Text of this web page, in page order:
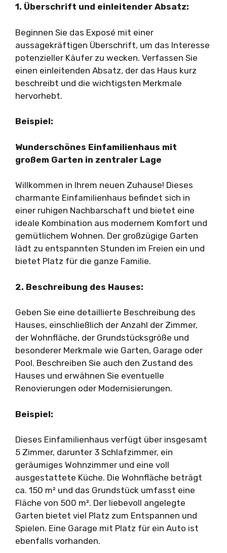
1. Überschrift und einleitender Absatz:
Beginnen Sie das Exposé mit einer
aussagekräftigen Überschrift, um das Interesse
potenzieller Käufer zu wecken. Verfassen Sie
einen einleitenden Absatz, der das Haus kurz
beschreibt und die wichtigsten Merkmale
hervorhebt.
Beispiel:
Wunderschönes Einfamilienhaus mit
großem Garten in zentraler Lage
Willkommen in Ihrem neuen Zuhause! Dieses
charmante Einfamilienhaus befindet sich in
einer ruhigen Nachbarschaft und bietet eine
ideale Kombination aus modernem Komfort und
gemütlichem Wohnen. Der großzügige Garten
lädt zu entspannten Stunden im Freien ein und
bietet Platz für die ganze Familie.
2. Beschreibung des Hauses:
Geben Sie eine detaillierte Beschreibung des
Hauses, einschließlich der Anzahl der Zimmer,
der Wohnfläche, der Grundstücksgröße und
besonderer Merkmale wie Garten, Garage oder
Pool. Beschreiben Sie auch den Zustand des
Hauses und erwähnen Sie eventuelle
Renovierungen oder Modernisierungen.
Beispiel:
Dieses Einfamilienhaus verfügt über insgesamt
5 Zimmer, darunter 3 Schlafzimmer, ein
geräumiges Wohnzimmer und eine voll
ausgestattete Küche. Die Wohnfläche beträgt
ca. 150 m² und das Grundstück umfasst eine
Fläche von 500 m². Der liebevoll angelegte
Garten bietet viel Platz zum Entspannen und
Spielen. Eine Garage mit Platz für ein Auto ist
ebenfalls vorhanden.